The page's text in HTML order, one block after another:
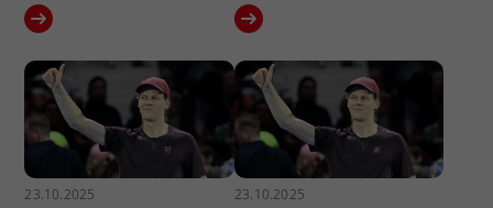
23.10.2025 23.10.2025